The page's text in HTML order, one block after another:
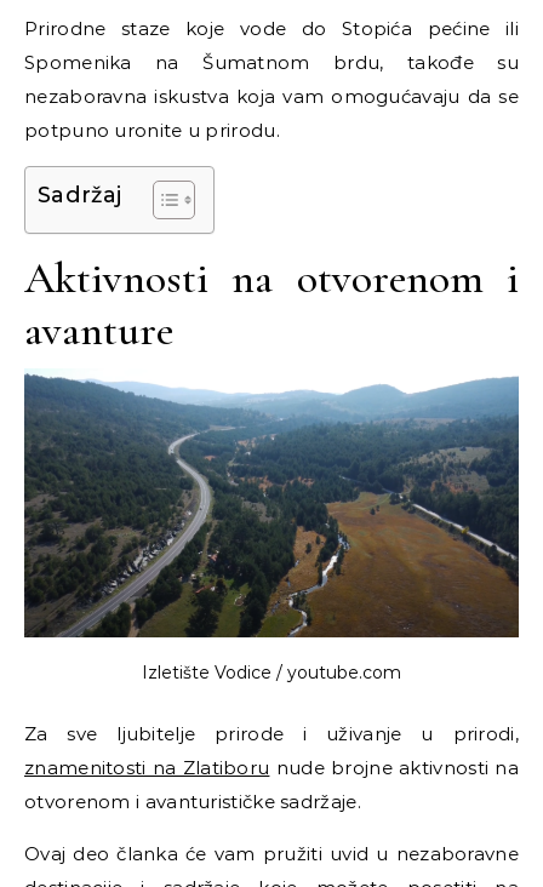
Prirodne staze koje vode do Stopića pećine ili
Spomenika na Šumatnom brdu, takođe su
nezaboravna iskustva koja vam omogućavaju da se
potpuno uronite u prirodu.
Sadržaj
Aktivnosti na otvorenom i
avanture
Izletište Vodice / youtube.com
Za sve ljubitelje prirode i uživanje u prirodi,
znamenitosti na Zlatiboru nude brojne aktivnosti na
otvorenom i avanturističke sadržaje.
Ovaj deo članka će vam pružiti uvid u nezaboravne